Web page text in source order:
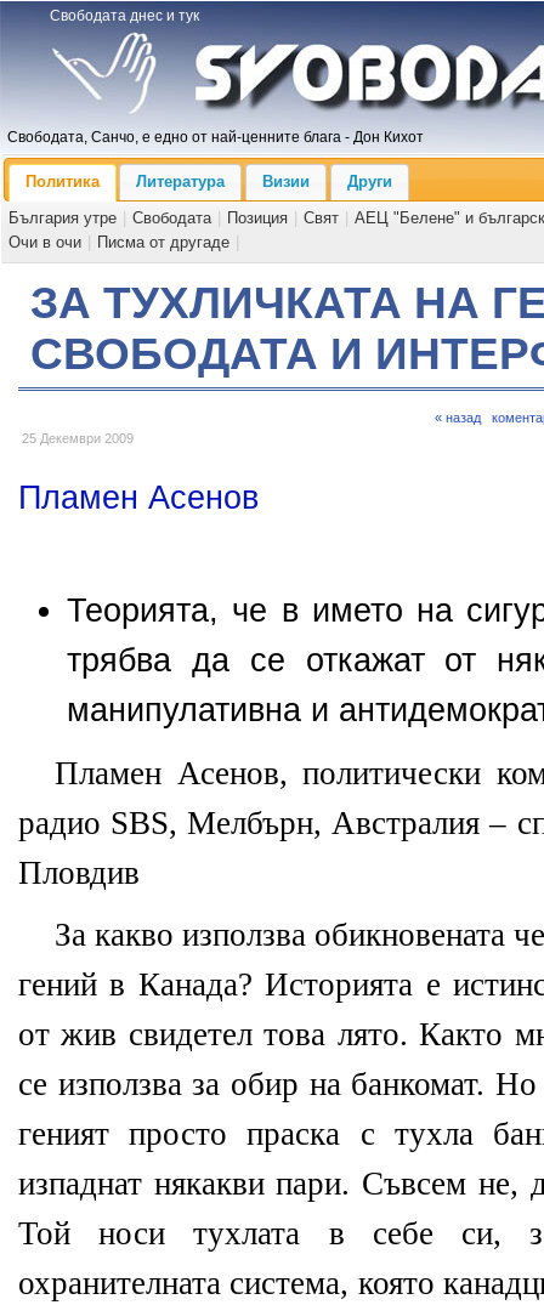
Свободата днес и тук
Свободата, Санчо, е едно от най-ценните блага - Дон Кихот
Политика Литература Визии
Други
България утре
Свободата Позиция Свят
АЕЦ "Белене" и
Очи в очи
Писма от другаде
ЗА ТУХЛИЧКАТА НА
СВОБОДАТА И
25 Декември 2009
« назад
Пламен Асенов
Теорията, че в името на
трябва да се откажат от
манипулативна и
Пламен Асенов, политически
радио SBS, Мелбърн, Австралия –
Пловдив
За какво използва обикновената
гений в Канада? Историята е
от жив свидетел това лято. Както
се използва за обир на банкомат.
геният просто праска с тухла
изпаднат някакви пари. Съвсем не,
Той носи тухлата в себе си,
охранителната система, която